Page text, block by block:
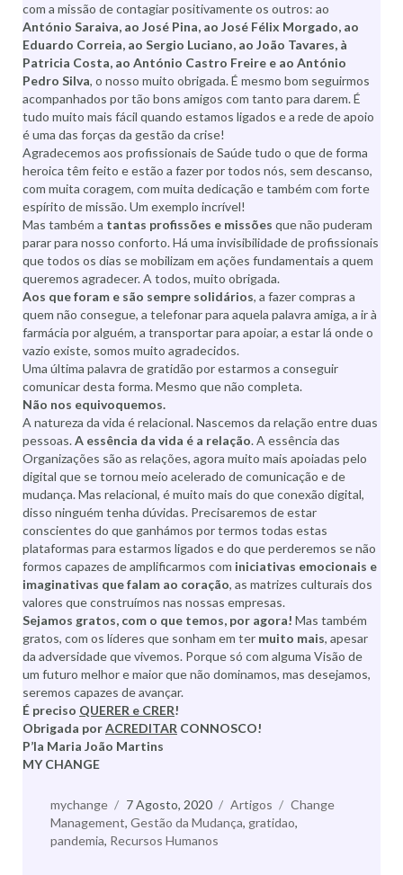
com a missão de contagiar positivamente os outros: ao
António Saraiva, ao José Pina, ao José Félix Morgado, ao
Eduardo Correia, ao Sergio Luciano, ao João Tavares, à
Patricia Costa, ao António Castro Freire e ao António
Pedro Silva, o nosso muito obrigada. É mesmo bom seguirmos
acompanhados por tão bons amigos com tanto para darem. É
tudo muito mais fácil quando estamos ligados e a rede de apoio
é uma das forças da gestão da crise!
Agradecemos aos profissionais de Saúde tudo o que de forma
heroica têm feito e estão a fazer por todos nós, sem descanso,
com muita coragem, com muita dedicação e também com forte
espírito de missão. Um exemplo incrível!
Mas também a tantas profissões e missões que não puderam
parar para nosso conforto. Há uma invisibilidade de profissionais
que todos os dias se mobilizam em ações fundamentais a quem
queremos agradecer. A todos, muito obrigada.
Aos que foram e são sempre solidários, a fazer compras a
quem não consegue, a telefonar para aquela palavra amiga, a ir à
farmácia por alguém, a transportar para apoiar, a estar lá onde o
vazio existe, somos muito agradecidos.
Uma última palavra de gratidão por estarmos a conseguir
comunicar desta forma. Mesmo que não completa.
Não nos equivoquemos.
A natureza da vida é relacional. Nascemos da relação entre duas
pessoas.A essência da vida é a relação. A essência das
Organizações são as relações, agora muito mais apoiadas pelo
digital que se tornou meio acelerado de comunicação e de
mudança. Mas relacional, é muito mais do que conexão digital,
disso ninguém tenha dúvidas. Precisaremos de estar
conscientes do que ganhámos por termos todas estas
plataformas para estarmos ligados e do que perderemos se não
formos capazes de amplificarmos com iniciativas emocionais e
imaginativas que falam ao coração, as matrizes culturais dos
valores que construímos nas nossas empresas.
Sejamos gratos, com o que temos, por agora! Mas também
gratos, com os líderes que sonham em ter muito mais, apesar
da adversidade que vivemos. Porque só com alguma Visão de
um futuro melhor e maior que não dominamos, mas desejamos,
seremos capazes de avançar.
É preciso QUERER e CRER!
Obrigada porACREDITAR CONNOSCO!
P’la Maria João Martins
MY CHANGE
Autor
mychange
Publicado
a
7 Agosto, 2020 Categorias
Artigos Etiquetas
Change
Management, Gestão da Mudança, gratidao,
pandemia, Recursos Humanos